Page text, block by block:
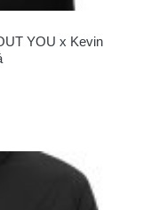
YOU x Kevin